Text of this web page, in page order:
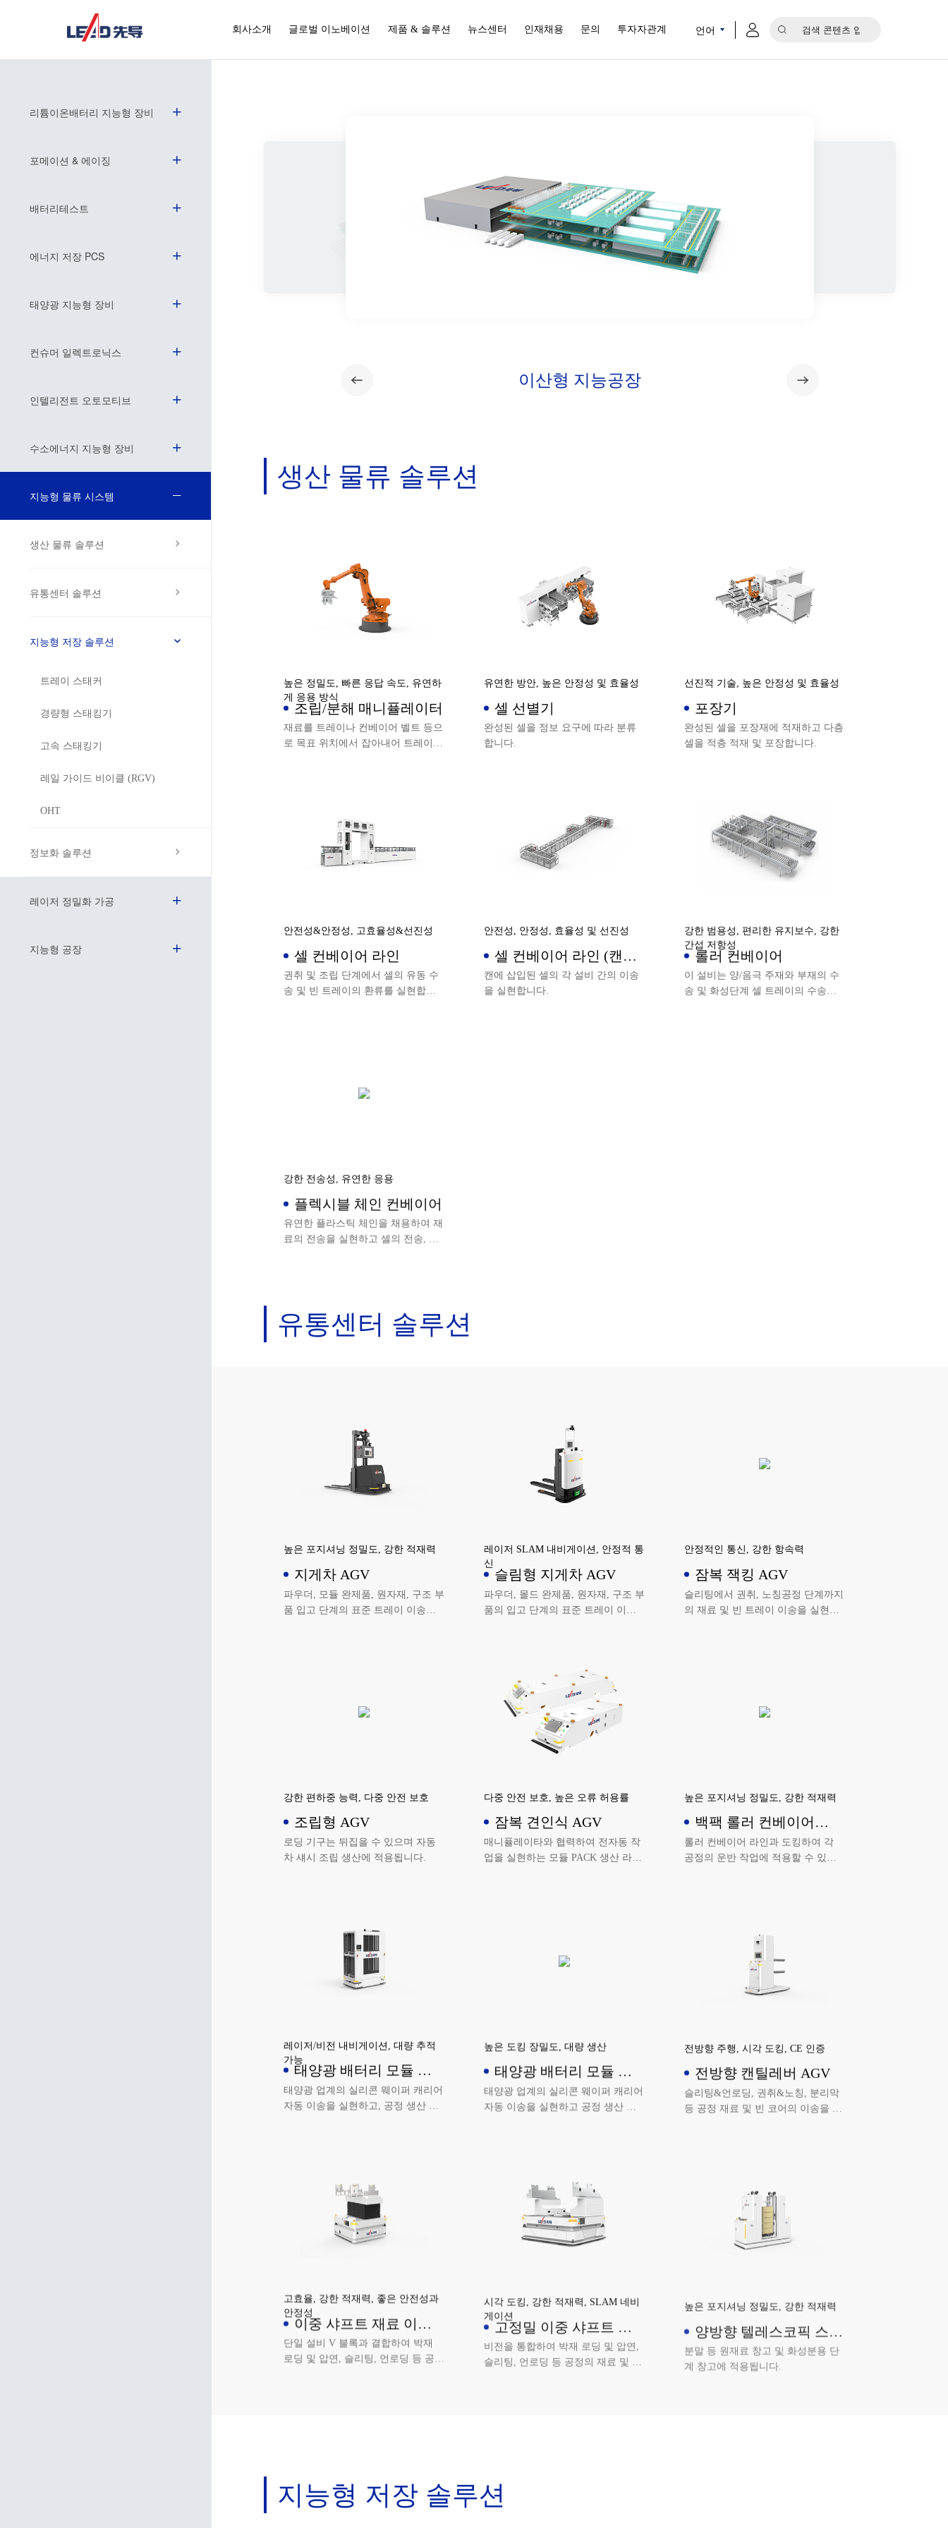
회사소개 글로벌 이노베이션 제품 & 솔루션 뉴스센터 인재채용 문의 투자자관계 언어
리튬이온배터리 지능형 장비
포메이션 & 에이징
배터리테스트
에너지 저장 PCS
태양광 지능형 장비
컨슈머 일렉트로닉스
인텔리전트 오토모티브
수소에너지 지능형 장비
지능형 물류 시스템
생산 물류 솔루션
유통센터 솔루션
지능형 저장 솔루션
트레이 스태커
경량형 스태킹기
고속 스태킹기
레일 가이드 비이클 (RGV)
OHT
정보화 솔루션
레이저 정밀화 가공
지능형 공장
이산형 지능공장
생산 물류 솔루션
높은 정밀도, 빠른 응답 속도, 유연하
게 응용 방식
조립/분해 매니퓰레이터
재료를 트레이나 컨베이어 벨트 등으
로 목표 위치에서 잡아내어 트레이나
유연한 방안, 높은 안정성 및 효율성
셀 선별기
완성된 셀을 정보 요구에 따라 분류
합니다.
선진적 기술, 높은 안정성 및 효율성
포장기
완성된 셀을 포장재에 적재하고 다층
셀을 적층 적재 및 포장합니다.
안전성&안정성, 고효율성&선진성
셀 컨베이어 라인
권취 및 조립 단계에서 셀의 유동 수
송 및 빈 트레이의 환류를 실현합니
안전성, 안정성, 효율성 및 선진성
셀 컨베이어 라인 (캔에
삽입된 셀)
캔에 삽입된 셀의 각 설비 간의 이송
을 실현합니다.
강한 범용성, 편리한 유지보수, 강한
간섭 저항성
롤러 컨베이어
이 설비는 양/음극 주재와 부재의 수
송 및 화성단계 셀 트레이의 수송을
강한 전송성, 유연한 응용
플렉시블 체인 컨베이어
유연한 플라스틱 체인을 채용하여 재
료의 전송을 실현하고 셀의 전송, 합
유통센터 솔루션
높은 포지셔닝 정밀도, 강한 적재력
지게차 AGV
파우더, 모듈 완제품, 원자재, 구조 부
품 입고 단계의 표준 트레이 이송을
레이저 SLAM 내비게이션, 안정적 통
신
슬림형 지게차 AGV
파우더, 몰드 완제품, 원자재, 구조 부
품의 입고 단계의 표준 트레이 이송
안정적인 통신, 강한 항속력
잠복 잭킹 AGV
슬리팅에서 권취, 노칭공정 단계까지
의 재료 및 빈 트레이 이송을 실현합
강한 편하중 능력, 다중 안전 보호
조립형 AGV
로딩 기구는 뒤집을 수 있으며 자동
차 섀시 조립 생산에 적용됩니다.
다중 안전 보호, 높은 오류 허용률
잠복 견인식 AGV
매니퓰레이타와 협력하여 전자동 작
업을 실현하는 모듈 PACK 생산 라인
높은 포지셔닝 정밀도, 강한 적재력
백팩 롤러 컨베이어
AGV
롤러 컨베이어 라인과 도킹하여 각
공정의 운반 작업에 적용할 수 있습
레이저/비전 내비게이션, 대량 추적
가능
태양광 배터리 모듈 전
송 AGV
태양광 업계의 실리콘 웨이퍼 캐리어
자동 이송을 실현하고, 공정 생산 능
높은 도킹 장밀도, 대량 생산
태양광 배터리 모듈 운
반대차
태양광 업계의 실리콘 웨이퍼 캐리어
자동 이송을 실현하고 공정 생산 능
전방향 주행, 시각 도킹, CE 인증
전방향 캔틸레버 AGV
슬리팅&언로딩, 권취&노칭, 분리막
등 공정 재료 및 빈 코어의 이송을 실
고효율, 강한 적재력, 좋은 안전성과
안정성
이중 샤프트 재료 이송
AGV
단일 설비 V 블록과 결합하여 박재
로딩 및 압연, 슬리팅, 언로딩 등 공정
게이션
고정밀 이중 샤프트 재
료 이송 AGV
비전을 통합하여 박재 로딩 및 압연,
슬리팅, 언로딩 등 공정의 재료 및 빈
코어 이송을 실현합니다.
커 AGV
분말 등 원재료 창고 및 화성분용 단
계 창고에 적용됩니다.
지능형 저장 솔루션